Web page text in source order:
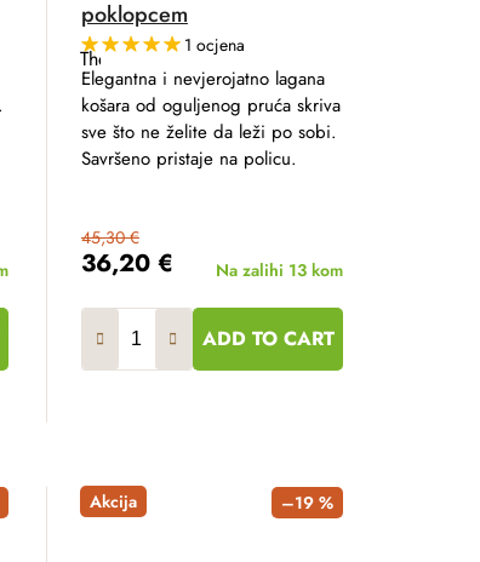
poklopcem
The
average
product
rating
is
5,0
out
1 ocjena
36,20 €
45,30 €
Na zalihi 13 kom
ADD TO CART
Elegantna i nevjerojatno lagana
košara od oguljenog pruća skriva
sve što ne želite da leži po sobi.
Savršeno pristaje na policu.
Akcija –19 %